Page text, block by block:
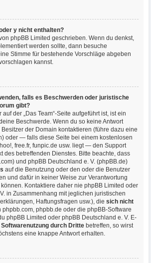
y nicht enthalten?
phpBB Limited geschrieben. Wenn du denkst,
werden sollte, dann besuche
Stimme für bestehende Vorschläge abgeben
kannst.
falls es Beschwerden oder juristische
gibt?
der „Das Team“-Seite aufgeführt ist, ist ein
Beschwerde. Wenn du so keine Antwort
der Domain kontaktieren (führe dazu eine
oder — falls diese Seite bei einem kostenlosen
free.fr, funpic.de usw. liegt — den Support
des betreffenden Dienstes. Bitte beachte, dass
und phpBB Deutschland e. V. (phpBB.de)
auf die Benutzung oder den oder die Benutzer
und dafür in keiner Weise zur Verantwortung
Kontaktiere daher nie phpBB Limited oder
in Zusammenhang mit jeglichen juristischen
Haftungsfragen usw.), die sich nicht
phpbb.com, phpbb.de oder die phpBB-Software
phpBB Limited oder phpBB Deutschland e. V. E-
Softwarenutzung durch Dritte betreffen, so wirst
eine knappe Antwort erhalten.